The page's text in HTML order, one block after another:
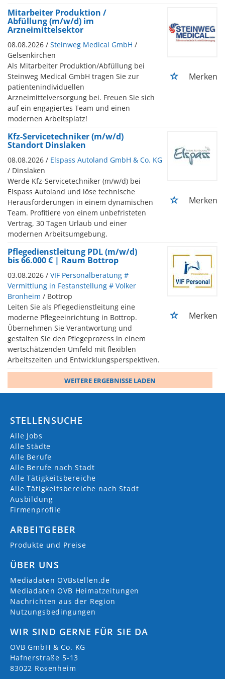
Mitarbeiter Produktion /
Abfüllung (m/w/d) im
Arzneimittelsektor
08.08.2026 / Steinweg Medical GmbH /
Gelsenkirchen
Als Mitarbeiter Produktion/Abfüllung bei
Steinweg Medical GmbH tragen Sie zur
patientenindividuellen
Arzneimittelversorgung bei. Freuen Sie sich
auf ein engagiertes Team und einen
modernen Arbeitsplatz!
Merken
Kfz-Servicetechniker (m/w/d)
Standort Dinslaken
08.08.2026 / Elspass Autoland GmbH & Co. KG
/ Dinslaken
Werde Kfz-Servicetechniker (m/w/d) bei
Elspass Autoland und löse technische
Herausforderungen in einem dynamischen
Team. Profitiere von einem unbefristeten
Vertrag, 30 Tagen Urlaub und einer
modernen Arbeitsumgebung.
Merken
Pflegedienstleitung PDL (m/w/d)
bis 66.000 € | Raum Bottrop
03.08.2026 / VIF Personalberatung #
Vermittlung in Festanstellung # Volker
Bronheim / Bottrop
Leiten Sie als Pflegedienstleitung eine
moderne Pflegeeinrichtung in Bottrop.
Übernehmen Sie Verantwortung und
gestalten Sie den Pflegeprozess in einem
wertschätzenden Umfeld mit flexiblen
Arbeitszeiten und Entwicklungsperspektiven.
Merken
WEITERE ERGEBNISSE LADEN
STELLENSUCHE
Alle Jobs
Alle Städte
Alle Berufe
Alle Berufe nach Stadt
Alle Tätigkeitsbereiche
Alle Tätigkeitsbereiche nach Stadt
Ausbildung
Firmenprofile
ARBEITGEBER
Produkte und Preise
ÜBER UNS
Mediadaten OVBstellen.de
Mediadaten OVB Heimatzeitungen
Nachrichten aus der Region
Nutzungsbedingungen
WIR SIND GERNE FÜR SIE DA
OVB GmbH & Co. KG
Hafnerstraße 5-13
83022 Rosenheim